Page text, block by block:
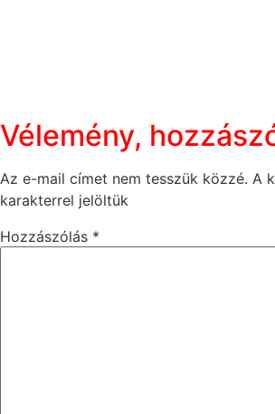
Vélemény,
Az e-mail címet nem tesszük közzé. A
karakterrel jelöltük
Hozzászólás *